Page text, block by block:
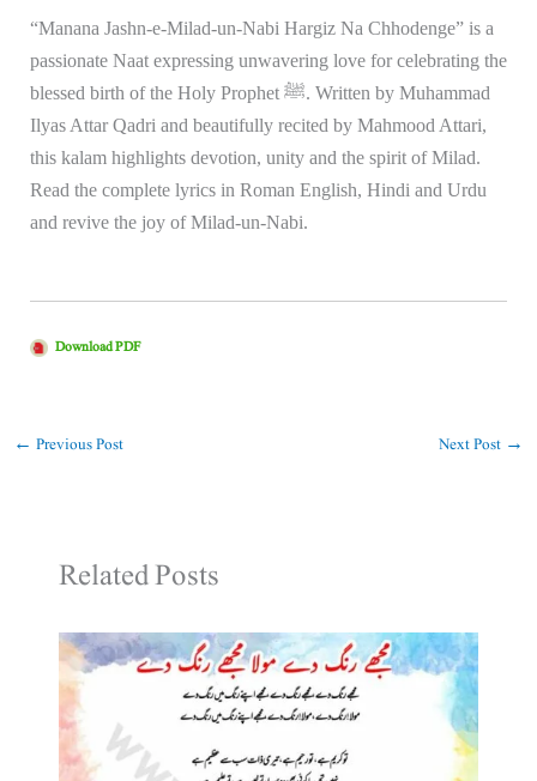
“Manana Jashn-e-Milad-un-Nabi Hargiz Na Chhodenge” is a
passionate Naat expressing unwavering love for celebrating the
blessed birth of the Holy Prophet ﷺ. Written by Muhammad
Ilyas Attar Qadri and beautifully recited by Mahmood Attari,
this kalam highlights devotion, unity and the spirit of Milad.
Read the complete lyrics in Roman English, Hindi and Urdu
and revive the joy of Milad-un-Nabi.
Download PDF
← Previous Post Next Post →
Related Posts